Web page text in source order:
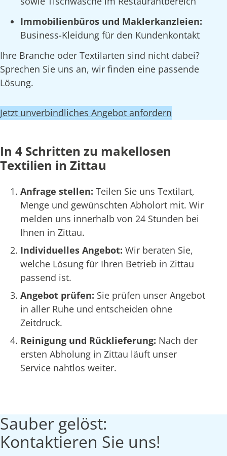
Immobilienbüros und Maklerkanzleien:
Business-Kleidung für den Kundenkontakt
Ihre Branche oder Textilarten sind nicht dabei?
Sprechen Sie uns an, wir finden eine passende
Lösung.
Jetzt unverbindliches Angebot anfordern
In 4 Schritten zu makellosen
Textilien in Zittau
Anfrage stellen: Teilen Sie uns Textilart,
Menge und gewünschten Abholort mit. Wir
melden uns innerhalb von 24 Stunden bei
Ihnen in Zittau.
Individuelles Angebot: Wir beraten Sie,
welche Lösung für Ihren Betrieb in Zittau
passend ist.
Angebot prüfen: Sie prüfen unser Angebot
in aller Ruhe und entscheiden ohne
Zeitdruck.
Reinigung und Rücklieferung: Nach der
ersten Abholung in Zittau läuft unser
Service nahtlos weiter.
Sauber gelöst:
Kontaktieren Sie uns!